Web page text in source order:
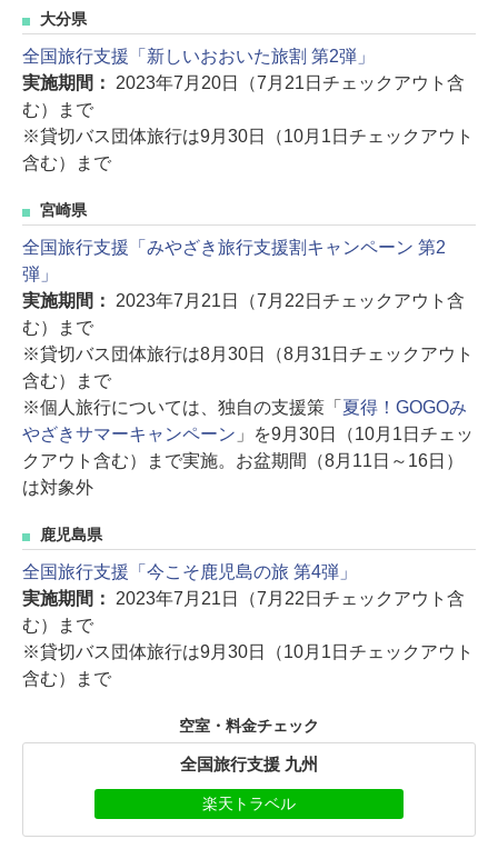
大分県
全国旅行支援「新しいおおいた旅割 第2弾」
実施期間： 2023年7月20日（7月21日チェックアウト含
む）まで
※貸切バス団体旅行は9月30日（10月1日チェックアウト
含む）まで
宮崎県
全国旅行支援「みやざき旅行支援割キャンペーン 第2
弾」
実施期間： 2023年7月21日（7月22日チェックアウト含
む）まで
※貸切バス団体旅行は8月30日（8月31日チェックアウト
含む）まで
※個人旅行については、独自の支援策「 夏得！GOGOみ
やざきサマーキャンペーン 」を9月30日（10月1日チェッ
クアウト含む）まで実施。お盆期間（8月11日～16日）
は対象外
鹿児島県
全国旅行支援「今こそ鹿児島の旅 第4弾」
実施期間： 2023年7月21日（7月22日チェックアウト含
む）まで
※貸切バス団体旅行は9月30日（10月1日チェックアウト
含む）まで
空室・料金チェック
全国旅行支援 九州
楽天トラベル